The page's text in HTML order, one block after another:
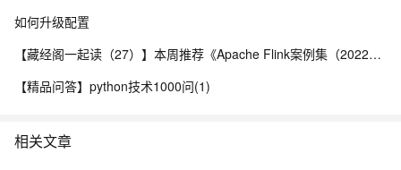
如何升级配置
【藏经阁一起读（27）】本周推荐《Apache Flink案例集（2022版）》，你有哪些心得？
【精品问答】python技术1000问(1)
相关文章